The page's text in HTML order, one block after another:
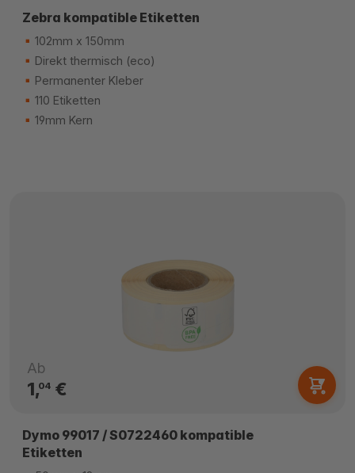
Zebra kompatible Etiketten
102mm x 150mm
Direkt thermisch (eco)
Permanenter Kleber
110 Etiketten
19mm Kern
Ab
1,04€
Dymo 99017 / S0722460 kompatible
Etiketten